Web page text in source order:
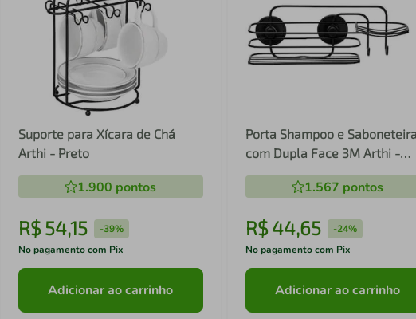
Suporte para Xícara de Chá
Arthi - Preto
1.900 pontos
R$ 54,15 -39%
No pagamento com Pix
Adicionar ao carrinho
Porta Shampoo e Saboneteira
com Dupla Face 3M Arthi -
Preto
1.567 pontos
R$ 44,65 -24%
No pagamento com Pix
Adicionar ao carrinho